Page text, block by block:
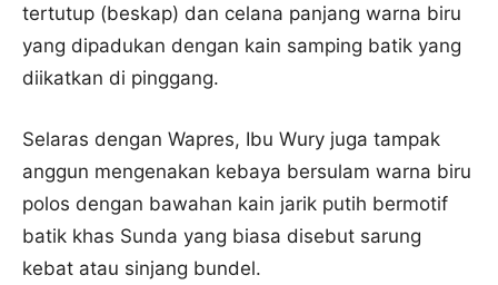
tertutup (beskap) dan celana panjang warna biru
yang dipadukan dengan kain samping batik yang
diikatkan di pinggang.
Selaras dengan Wapres, Ibu Wury juga tampak
anggun mengenakan kebaya bersulam warna biru
polos dengan bawahan kain jarik putih bermotif
batik khas Sunda yang biasa disebut sarung
kebat atau sinjang bundel.